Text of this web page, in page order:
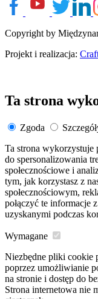
Copyright by
Projekt i realizacja:
Ta strona
Zgoda
Ta strona
do spersonalizowania
społecznościowe i
tym, jak korzystasz z
społecznościowym,
połączyć te informacje
uzyskanymi podczas
Wymagane
Niezbędne pliki cookie
poprzez umożliwianie
na stronie i dostęp do
Strona internetowa nie